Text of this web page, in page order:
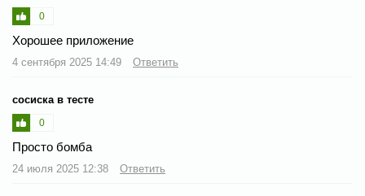
0
Хорошее приложение
4 сентября 2025 14:49 Ответить
сосиска в тесте
0
Просто бомба
24 июля 2025 12:38 Ответить